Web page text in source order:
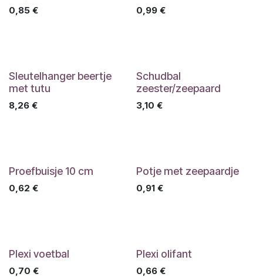
0,85 € 0,99€
Sleutelhanger beertje
met tutu
8,26 €
Schudbal
zeester/zeepaard
3,10 €
Proefbuisje 10 cm
0,62 €
Potje met zeepaardje
0,91€
Plexi voetbal
0,70 €
Plexi olifant
0,66€